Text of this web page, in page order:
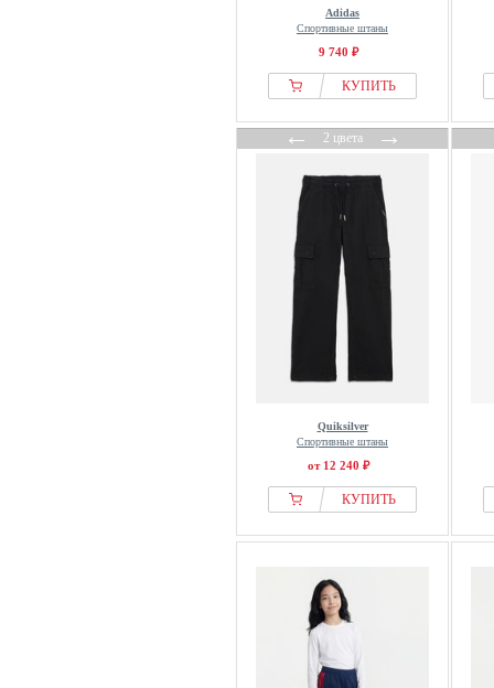
Adidas
Спортивные штаны
9 740 ₽
КУПИТЬ
←2 цвета→
Quiksilver
Спортивные штаны
от 12 240 ₽
КУПИТЬ